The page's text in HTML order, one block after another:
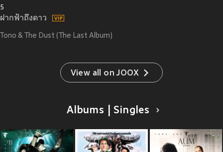
5
ฝากฟ้าถึงดาว
Tono & The Dust (The Last Album)
View all on JOOX
Albums | Singles